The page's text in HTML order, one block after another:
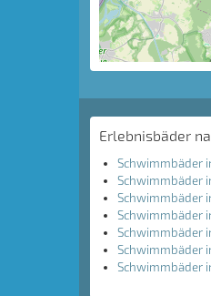
Erlebnisbäder
Schwimmbäder
Schwimmbäder
Schwimmbäder
Schwimmbäder
Schwimmbäder
Schwimmbäder
Schwimmbäder